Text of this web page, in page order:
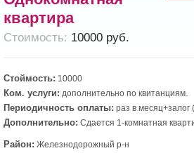
квартира
Cтоимость: 10000 руб.
Стоймость: 10000
Ком. услуги: дополнительно по квитанциям.
Периодичность оплаты: раз в месяц+залог
Дополнительно: Сдается 1-комнатная
Район: Железнодорожный р-н